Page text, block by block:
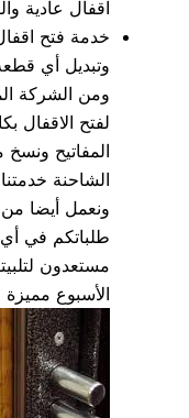
اقفال عادية
خدمة فتح
وتبديل أي
ومن الشركة
لفتح الاقفال
المفاتيح ونسخ
الشاحنة
ونعمل أيضا
طلباتكم في أي
الأسبوع